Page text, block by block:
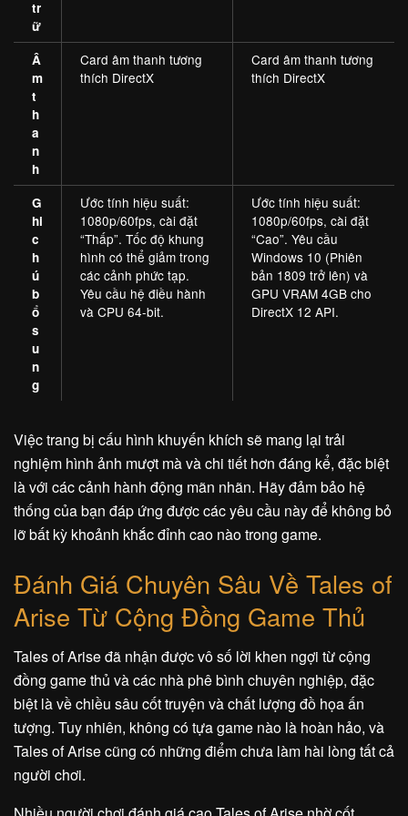
tr
ữ
Â
m
t
h
a
n
h
Card âm thanh tương
thích DirectX
Card âm thanh tương
thích DirectX
G
hi
c
h
ú
b
ổ
s
u
n
g
Ước tính hiệu suất:
1080p/60fps, cài đặt
“Thấp”. Tốc độ khung
hình có thể giảm trong
các cảnh phức tạp.
Yêu cầu hệ điều hành
và CPU 64-bit.
Ước tính hiệu suất:
1080p/60fps, cài đặt
“Cao”. Yêu cầu
Windows 10 (Phiên
bản 1809 trở lên) và
GPU VRAM 4GB cho
DirectX 12 API.
Việc trang bị cấu hình khuyến khích sẽ mang lại trải
nghiệm hình ảnh mượt mà và chi tiết hơn đáng kể, đặc biệt
là với các cảnh hành động mãn nhãn. Hãy đảm bảo hệ
thống của bạn đáp ứng được các yêu cầu này để không bỏ
lỡ bất kỳ khoảnh khắc đỉnh cao nào trong game.
Đánh Giá Chuyên Sâu Về Tales of
Arise Từ Cộng Đồng Game Thủ
Tales of Arise đã nhận được vô số lời khen ngợi từ cộng
đồng game thủ và các nhà phê bình chuyên nghiệp, đặc
biệt là về chiều sâu cốt truyện và chất lượng đồ họa ấn
tượng. Tuy nhiên, không có tựa game nào là hoàn hảo, và
Tales of Arise cũng có những điểm chưa làm hài lòng tất cả
người chơi.